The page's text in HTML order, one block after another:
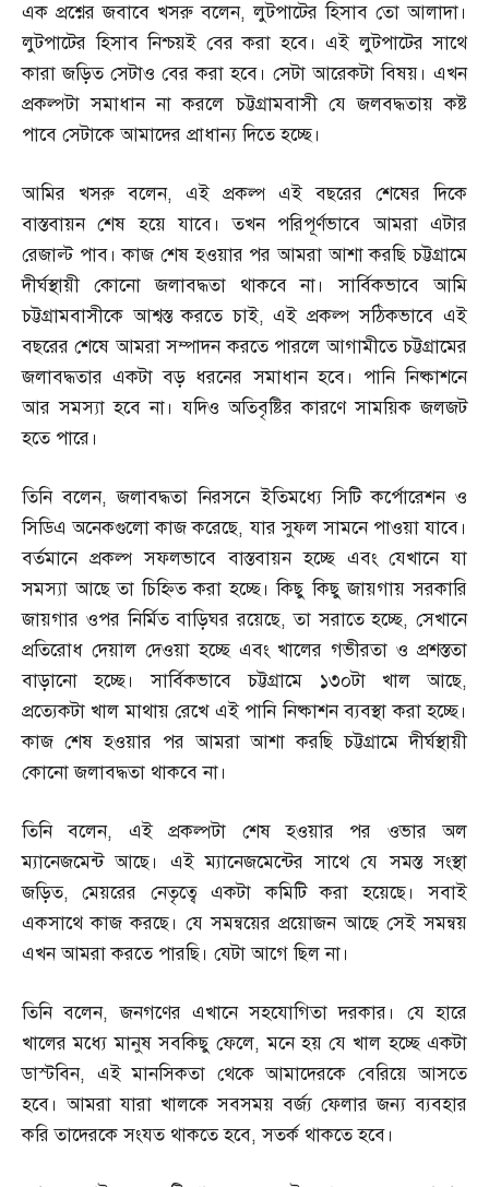
এক প্রশ্নের জবাবে খসরু বলেন,লুটপাটের হিসাব তো আলাদা।
লুটপাটের হিসাব নিশ্চয়ই বের করা হবে। এই লুটপাটের সাথে
কারা জড়িত সেটাও বের করা হবে। সেটা আরেকটা বিষয়। এখন
প্রকল্পটা সমাধান না করলে চট্টগ্রামবাসী যে জলবদ্ধতায় কষ্ট
পাবে সেটাকে আমাদের প্রাধান্য দিতে হচ্ছে।
আমির খসরু বলেন, এই প্রকল্প এই বছরের শেষের দিকে
বাস্তবায়ন শেষ হয়ে যাবে। তখন পরিপূর্ণভাবে আমরা এটার
রেজাল্ট পাব। কাজ শেষ হওয়ার পর আমরা আশা করছি চট্টগ্রামে
দীর্ঘস্থায়ী কোনো জলাবদ্ধতা থাকবে না। সার্বিকভাবে আমি
চট্টগ্রামবাসীকে আশ্বস্ত করতে চাই,এই প্রকল্প সঠিকভাবে এই
বছরের শেষে আমরা সম্পাদন করতে পারলে আগামীতে চট্টগ্রামের
জলাবদ্ধতার একটা বড় ধরনের সমাধান হবে। পানি নিষ্কাশনে
আর সমস্যা হবে না। যদিও অতিবৃষ্টির কারণে সাময়িক জলজট
হতে পারে।
তিনি বলেন,জলাবদ্ধতা নিরসনে ইতিমধ্যে সিটি কর্পোরেশন ও
সিডিএ অনেকগুলো কাজ করেছে,যার সুফল সামনে পাওয়া যাবে।
বর্তমানে প্রকল্প সফলভাবে বাস্তবায়ন হচ্ছে এবং যেখানে যা
সমস্যা আছে তা চিহ্নিত করা হচ্ছে। কিছু কিছু জায়গায় সরকারি
জায়গার ওপর নির্মিত বাড়িঘর রয়েছে,তা সরাতে হচ্ছে, সেখানে
প্রতিরোধ দেয়াল দেওয়া হচ্ছে এবং খালের গভীরতা ও প্রশস্ততা
বাড়ানো হচ্ছে। সার্বিকভাবে চট্টগ্রামে ১৩০টা খাল আছে,
প্রত্যেকটা খাল মাথায় রেখে এই পানি নিষ্কাশন ব্যবস্থা করা হচ্ছে।
কাজ শেষ হওয়ার পর আমরা আশা করছি চট্টগ্রামে দীর্ঘস্থায়ী
কোনো জলাবদ্ধতা থাকবে না।
তিনি বলেন, এই প্রকল্পটা শেষ হওয়ার পর ওভার অল
ম্যানেজমেন্ট আছে। এই ম্যানেজমেন্টের সাথে যে সমস্ত সংস্থা
জড়িত,মেয়রের নেতৃত্বে একটা কমিটি করা হয়েছে। সবাই
একসাথে কাজ করছে। যে সমন্বয়ের প্রয়োজন আছে সেই সমন্বয়
এখন আমরা করতে পারছি। যেটা আগে ছিল না।
তিনি বলেন,জনগণের এখানে সহযোগিতা দরকার। যে হারে
খালের মধ্যে মানুষ সবকিছু ফেলে,মনে হয় যে খাল হচ্ছে একটা
ডাস্টবিন, এই মানসিকতা থেকে আমাদেরকে বেরিয়ে আসতে
হবে। আমরা যারা খালকে সবসময় বর্জ্য ফেলার জন্য ব্যবহার
করি তাদেরকে সংযত থাকতে হবে,সতর্ক থাকতে হবে।